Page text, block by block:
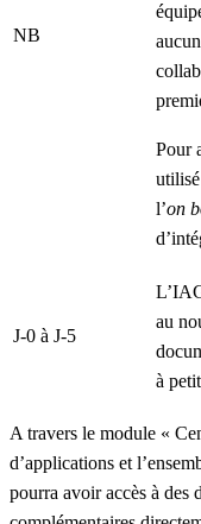
NB
Pour
l’on
J-0 à J-5
au
à
A travers le module «
d’applications et
pourra avoir accès à des